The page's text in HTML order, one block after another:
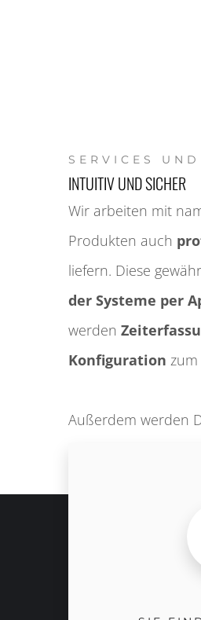
SERVICES
INTUITIV UND SICHER
Wir arbeiten mit
Produkten auch
liefern. Diese
der Systeme per
werden
Konfiguration zum
Außerdem werden